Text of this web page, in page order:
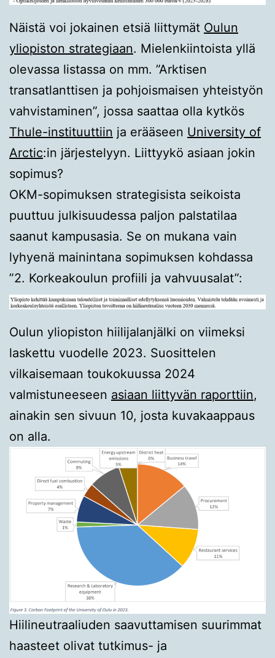
Näistä voi jokainen etsiä liittymät Oulun
yliopiston strategiaan. Mielenkiintoista yllä
olevassa listassa on mm. ”Arktisen
transatlanttisen ja pohjoismaisen yhteistyön
vahvistaminen”, jossa saattaa olla kytkös
Thule-instituuttiin ja erääseen University of
Arctic:in järjestelyyn. Liittyykö asiaan jokin
sopimus?
OKM-sopimuksen strategisista seikoista
puuttuu julkisuudessa paljon palstatilaa
saanut kampusasia. Se on mukana vain
lyhyenä mainintana sopimuksen kohdassa
”2. Korkeakoulun profiili ja vahvuusalat”:
Oulun yliopiston hiilijalanjälki on viimeksi
laskettu vuodelle 2023. Suosittelen
vilkaisemaan toukokuussa 2024
valmistuneeseen asiaan liittyvän raporttiin,
ainakin sen sivuun 10, josta kuvakaappaus
on alla.
Hiilineutraaliuden saavuttamisen suurimmat
haasteet olivat tutkimus- ja